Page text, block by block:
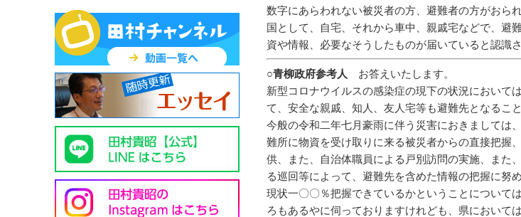
数字にあらわれない被災者の方、避難者の方がおら
国として、自宅、それから車中、親戚宅などで、避
資や情報、必要なそうしたものが届いていると認識
○青柳政府参考人 お答えいたします。
新型コロナウイルスの感染症の現下の状況において
て、安全な親戚、知人、友人宅等も避難先となるこ
今般の令和二年七月豪雨に伴う災害におきましては
難所に物資を受け取りに来る被災者からの直接把握
供、また、自治体職員による戸別訪問の実施、また
る巡回等によって、避難先を含めた情報の把握に努
現状一〇〇％把握できているかということについて
ろもあるやに伺っておりますけれども、県において